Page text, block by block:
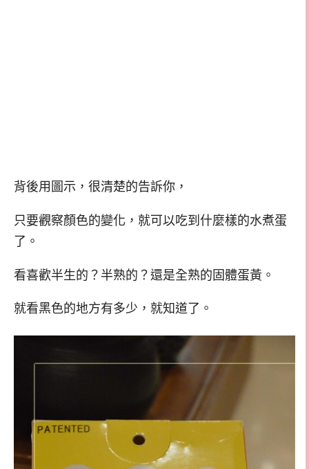
背後用圖示，很清楚的告訴你，
只要觀察顏色的變化，就可以吃到什麼樣的水煮蛋
了。
看喜歡半生的？半熟的？還是全熟的固體蛋黃。
就看黑色的地方有多少，就知道了。